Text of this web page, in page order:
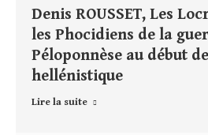
Denis ROUSSET, Les
les Phocidiens de la
Péloponnèse au début
hellénistique
Lire la suite